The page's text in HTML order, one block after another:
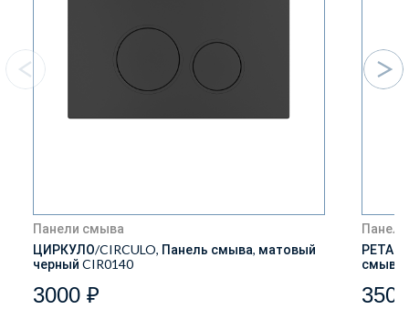
Панели смыва
ЦИРКУЛО/CIRCULO, Панель смыва, матовый
черный CIR0140
3000 ₽
смыва,